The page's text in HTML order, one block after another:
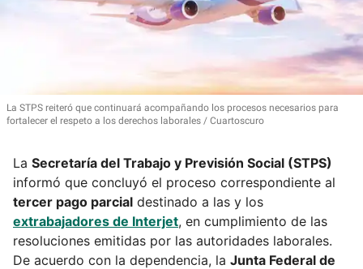
La STPS reiteró que continuará acompañando los procesos necesarios para
fortalecer el respeto a los derechos laborales
Cuartoscuro
La Secretaría del Trabajo y Previsión Social (STPS)
informó que concluyó el proceso correspondiente al
tercer pago parcial destinado a las y los
extrabajadores de Interjet, en cumplimiento de las
resoluciones emitidas por las autoridades laborales.
De acuerdo con la dependencia, la Junta Federal de